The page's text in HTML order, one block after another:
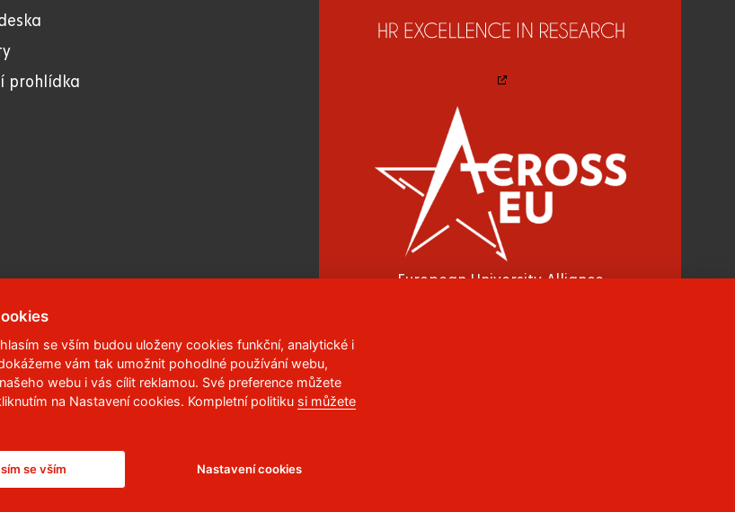
prohlídka
European University Alliance
Pardubice 2
se vším budou uloženy cookies funkční, analytické i
vám tak umožnit pohodlné používání webu,
webu i vás cílit reklamou. Své preference můžete
na Nastavení cookies. Kompletní politiku si můžete
se vším Nastavení cookies